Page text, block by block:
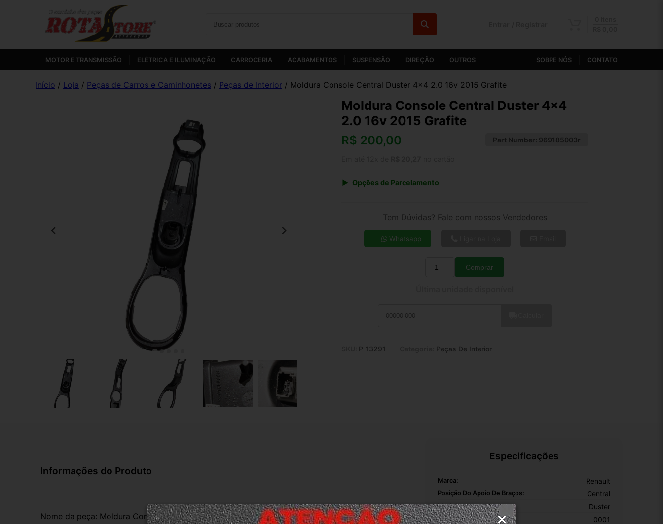
MOTOR E TRANSMISSÃO ELÉTRICA E ILUMINAÇÃO CARROCERIA ACABAMENTOS SUSPENSÃO DIREÇÃO OUTROS SOBRE NÓS CONTATO
Início / Loja / Peças de Carros e Caminhonetes / Peças de Interior / Moldura Console Central Duster 4×4 2.0 16v 2015 Grafite
Moldura Console Central Duster 4×4
2.0 16v 2015 Grafite
R$ 200,00 Part Number: 969185003r
Opções de Parcelamento
7x de R$ 32,78
9x de R$ 26,15
Tem Dúvidas? Fale com nossos Vendedores
Whatsapp
Quantidade
Comprar
P-13291 Peças De Interior
Informações do Produto
Nome da peça: Moldura Console Central Duster 4×4 2.0 16v 2015
Especificações
Marca: Renault
Posição Do Apoio De Braços: Central
Modelo: Duster
Código OEM: 0001